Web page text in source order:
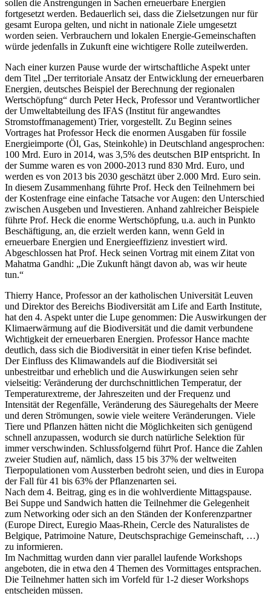
sollen die Anstrengungen in Sachen erneuerbare Energien
fortgesetzt werden. Bedauerlich sei, dass die Zielsetzungen nur für
gesamt Europa gelten, und nicht in nationale Ziele umgesetzt
worden seien. Verbrauchern und lokalen Energie-Gemeinschaften
würde jedenfalls in Zukunft eine wichtigere Rolle zuteilwerden.
Nach einer kurzen Pause wurde der wirtschaftliche Aspekt unter
dem Titel „Der territoriale Ansatz der Entwicklung der erneuerbaren
Energien, deutsches Beispiel der Berechnung der regionalen
Wertschöpfung“ durch Peter Heck, Professor und Verantwortlicher
der Umweltabteilung des IFAS (Institut für angewandtes
Stromstoffmanagement) Trier, vorgestellt. Zu Beginn seines
Vortrages hat Professor Heck die enormen Ausgaben für fossile
Energieimporte (Öl, Gas, Steinkohle) in Deutschland angesprochen:
100 Mrd. Euro in 2014, was 3,5% des deutschen BIP entspricht. In
der Summe waren es von 2000-2013 rund 830 Mrd. Euro, und
werden es von 2013 bis 2030 geschätzt über 2.000 Mrd. Euro sein.
In diesem Zusammenhang führte Prof. Heck den Teilnehmern bei
der Kostenfrage eine einfache Tatsache vor Augen: den Unterschied
zwischen Ausgeben und Investieren. Anhand zahlreicher Beispiele
führte Prof. Heck die enorme Wertschöpfung, u.a. auch in Punkto
Beschäftigung, an, die erzielt werden kann, wenn Geld in
erneuerbare Energien und Energieeffizienz investiert wird.
Abgeschlossen hat Prof. Heck seinen Vortrag mit einem Zitat von
Mahatma Gandhi: „Die Zukunft hängt davon ab, was wir heute
tun.“
Thierry Hance, Professor an der katholischen Universität Leuven
und Direktor des Bereichs Biodiversität am Life and Earth Institute,
hat den 4. Aspekt unter die Lupe genommen: Die Auswirkungen der
Klimaerwärmung auf die Biodiversität und die damit verbundene
Wichtigkeit der erneuerbaren Energien. Professor Hance machte
deutlich, dass sich die Biodiversität in einer tiefen Krise befindet.
Der Einfluss des Klimawandels auf die Biodiversität sei
unbestreitbar und erheblich und die Auswirkungen seien sehr
vielseitig: Veränderung der durchschnittlichen Temperatur, der
Temperaturextreme, der Jahreszeiten und der Frequenz und
Intensität der Regenfälle, Veränderung des Säuregehalts der Meere
und deren Strömungen, sowie viele weitere Veränderungen. Viele
Tiere und Pflanzen hätten nicht die Möglichkeiten sich genügend
schnell anzupassen, wodurch sie durch natürliche Selektion für
immer verschwinden. Schlussfolgernd führt Prof. Hance die Zahlen
zweier Studien auf, nämlich, dass 15 bis 37% der weltweiten
Tierpopulationen vom Aussterben bedroht seien, und dies in Europa
der Fall für 41 bis 63% der Pflanzenarten sei.
Nach dem 4. Beitrag, ging es in die wohlverdiente Mittagspause.
Bei Suppe und Sandwich hatten die Teilnehmer die Gelegenheit
zum Networking oder sich an den Ständen der Konferenzpartner
(Europe Direct, Euregio Maas-Rhein, Cercle des Naturalistes de
Belgique, Patrimoine Nature, Deutschsprachige Gemeinschaft, …)
zu informieren.
Im Nachmittag wurden dann vier parallel laufende Workshops
angeboten, die in etwa den 4 Themen des Vormittages entsprachen.
Die Teilnehmer hatten sich im Vorfeld für 1-2 dieser Workshops
entscheiden müssen.